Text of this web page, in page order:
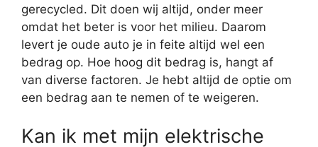
gerecycled. Dit doen wij altijd, onder meer
omdat het beter is voor het milieu. Daarom
levert je oude auto je in feite altijd wel een
bedrag op. Hoe hoog dit bedrag is, hangt af
van diverse factoren. Je hebt altijd de optie om
een bedrag aan te nemen of te weigeren.
Kan ik met mijn elektrische